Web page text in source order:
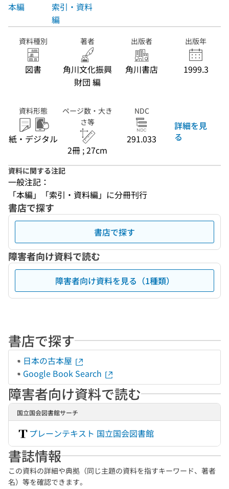
本編
索引・資料
編
資料種別
図書
著者
角川文化振興
財団 編
出版者
角川書店
出版年
1999.3
資料形態
紙・デジタル
ページ数・大き
さ等
2冊 ; 27cm
NDC
291.033
詳細を見
る
資料に関する注記
一般注記：
「本編」「索引・資料編」に分冊刊行
書店で探す
書店で探す
障害者向け資料で読む
障害者向け資料を見る（1種類）
書店で探す
日本の古本屋
Google Book Search
障害者向け資料で読む
国立国会図書館サーチ
プレーンテキスト 国立国会図書館
書誌情報
この資料の詳細や典拠（同じ主題の資料を指すキーワード、著者
名）等を確認できます。